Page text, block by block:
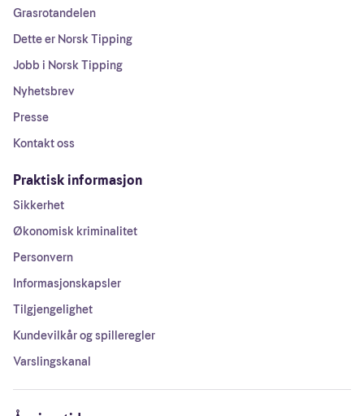
Grasrotandelen
Dette er Norsk Tipping
Jobb i Norsk Tipping
Nyhetsbrev
Presse
Kontakt oss
Praktisk informasjon
Sikkerhet
Økonomisk kriminalitet
Personvern
Informasjonskapsler
Tilgjengelighet
Kundevilkår og spilleregler
Varslingskanal